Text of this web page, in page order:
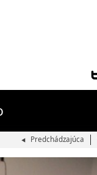
Predchádzajúca